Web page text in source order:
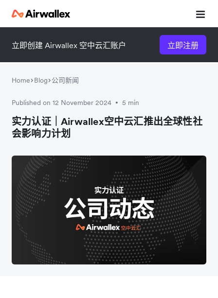
立即创建 Airwallex 空中云汇账户 立即注册
Home Blog 公司新闻
Published on 12 November 2024 • 5 min
实力认证｜Airwallex空中云汇推出全球性社
会影响力计划
微信扫一扫，点击手机右上角
微信扫一扫，点击手机右上角